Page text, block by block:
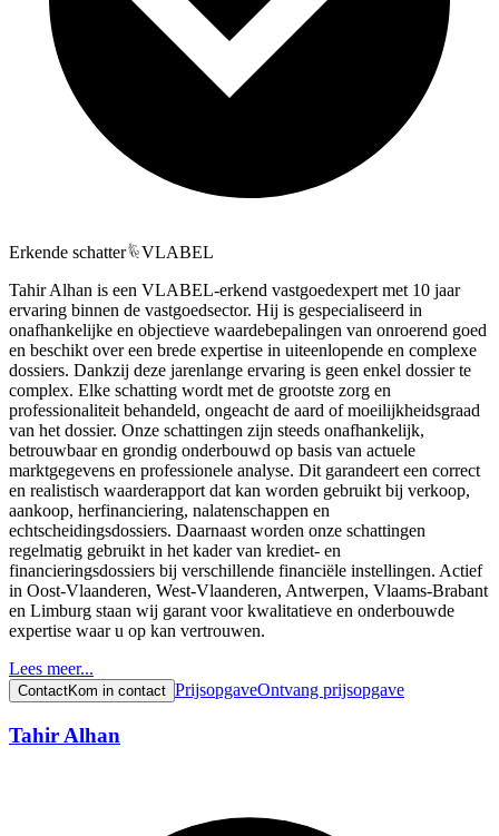
Erkende schatter
VLABEL
Tahir Alhan is een VLABEL-erkend vastgoedexpert met 10 jaar
ervaring binnen de vastgoedsector. Hij is gespecialiseerd in
onafhankelijke en objectieve waardebepalingen van onroerend goed
en beschikt over een brede expertise in uiteenlopende en complexe
dossiers. Dankzij deze jarenlange ervaring is geen enkel dossier te
complex. Elke schatting wordt met de grootste zorg en
professionaliteit behandeld, ongeacht de aard of moeilijkheidsgraad
van het dossier. Onze schattingen zijn steeds onafhankelijk,
betrouwbaar en grondig onderbouwd op basis van actuele
marktgegevens en professionele analyse. Dit garandeert een correct
en realistisch waarderapport dat kan worden gebruikt bij verkoop,
aankoop, herfinanciering, nalatenschappen en
echtscheidingsdossiers. Daarnaast worden onze schattingen
regelmatig gebruikt in het kader van krediet- en
financieringsdossiers bij verschillende financiële instellingen. Actief
in Oost-Vlaanderen, West-Vlaanderen, Antwerpen, Vlaams-Brabant
en Limburg staan wij garant voor kwalitatieve en onderbouwde
expertise waar u op kan vertrouwen.
Lees meer...
ContactKom in contact PrijsopgaveOntvang prijsopgave
Tahir Alhan